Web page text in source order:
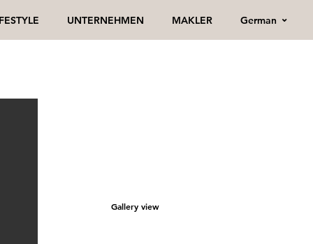
UNTERNEHMEN MAKLER German
Gallery view